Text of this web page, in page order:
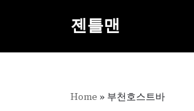
텐
젠틀맨
Home » 부천호스트바